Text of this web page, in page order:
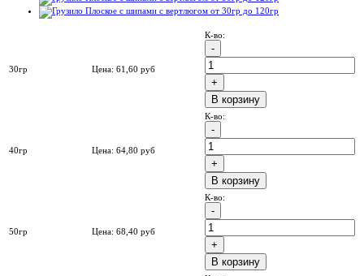
30гр Цена: 61,60 руб
К-во:
B корзину
40гр Цена: 64,80 руб
К-во:
B корзину
50гр Цена: 68,40 руб
К-во:
B корзину